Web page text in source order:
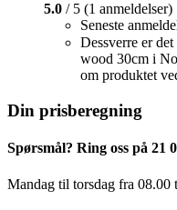
5.0 / 5 (1 anmeldelser)
Seneste
Dessverre er
wood 30cm i
om produktet
Din prisberegning
Spørsmål? Ring oss på 21
Mandag til torsdag ​​fra